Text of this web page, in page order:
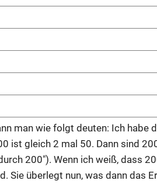
man wie folgt deuten: Ich habe
ist gleich 2 mal 50. Dann sind
200"). Wenn ich weiß, dass
Sie überlegt nun, was dann das